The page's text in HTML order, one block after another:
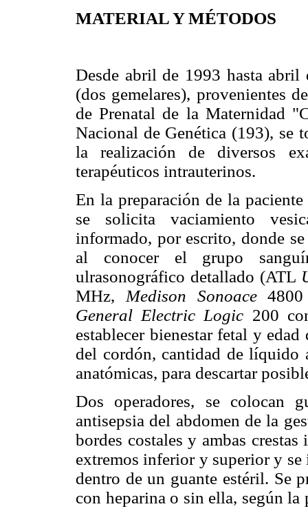
MATERIAL Y MÉTODOS
Desde abril de 1993 hasta
(dos gemelares), provenientes
de Prenatal de la Maternidad
Nacional de Genética (193), se
la realización de diversos
terapéuticos intrauterinos.
En la preparación de la
se solicita vaciamiento
informado, por escrito, donde
al conocer el grupo
ulrasonográfico detallado (ATL
MHz, Medison Sonoace4800
General Electric Logic 200
establecer bienestar fetal y
del cordón, cantidad de líquido
anatómicas, para descartar
Dos operadores, se colocan
antisepsia del abdomen de la
bordes costales y ambas
extremos inferior y superior y
dentro de un guante estéril. Se
con heparina o sin ella, según la